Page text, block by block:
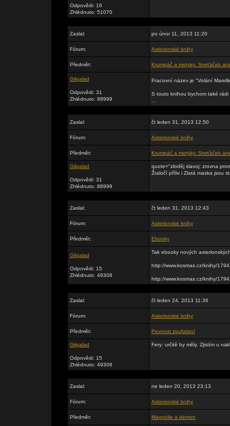
Odpovědi: 16
Zhlédnuto: 51070
Zaslal: po únor 11, 2013 11:20
Fórum: Asterionské knihy
Předmět: Krumpáč a motyky: Smrťáček
Gilgalad
Odpovědi: 31
Zhlédnuto: 88999
Pracovní název je "Volání
S touto knihou bychom také
Zaslal: čt leden 31, 2013 12:50
Fórum: Asterionské knihy
Předmět: Krumpáč a motyky: Smrťáček
Gilgalad
Odpovědi: 31
Zhlédnuto: 88999
quote="zloděj slavoj: zrovna
Žraločí příliv i Zlatá maska jsou
Zaslal: čt leden 31, 2013 12:43
Fórum: Asterionské knihy
Předmět: Ebooky
Gilgalad
Odpovědi: 15
Zhlédnuto: 49308
Tak ebooky nových
http://www.kosmas.cz/knihy/
http://www.kosmas.cz/knihy/
Zaslal: čt leden 24, 2013 11:36
Fórum: Asterionské knihy
Předmět: Pevnost zoufalství
Gilgalad
Odpovědi: 15
Zhlédnuto: 49308
Fery: určitě by měly. Zjistím u
Zaslal: ne leden 20, 2013 23:13
Fórum: Asterionské knihy
Předmět: Magnólie a démon